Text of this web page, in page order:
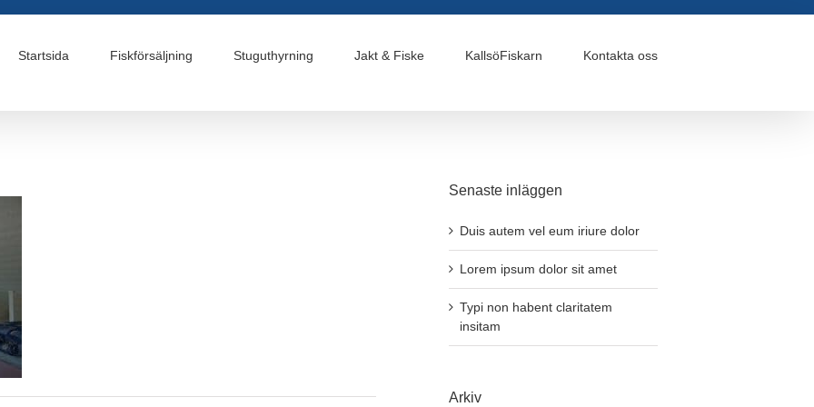
Startsida Fiskförsäljning Stuguthyrning Jakt & Fiske KallsöFiskarn Kontakta oss
Senaste inläggen
Duis autem vel eum iriure dolor
Lorem ipsum dolor sit amet
Typi non habent claritatem
insitam
Arkiv